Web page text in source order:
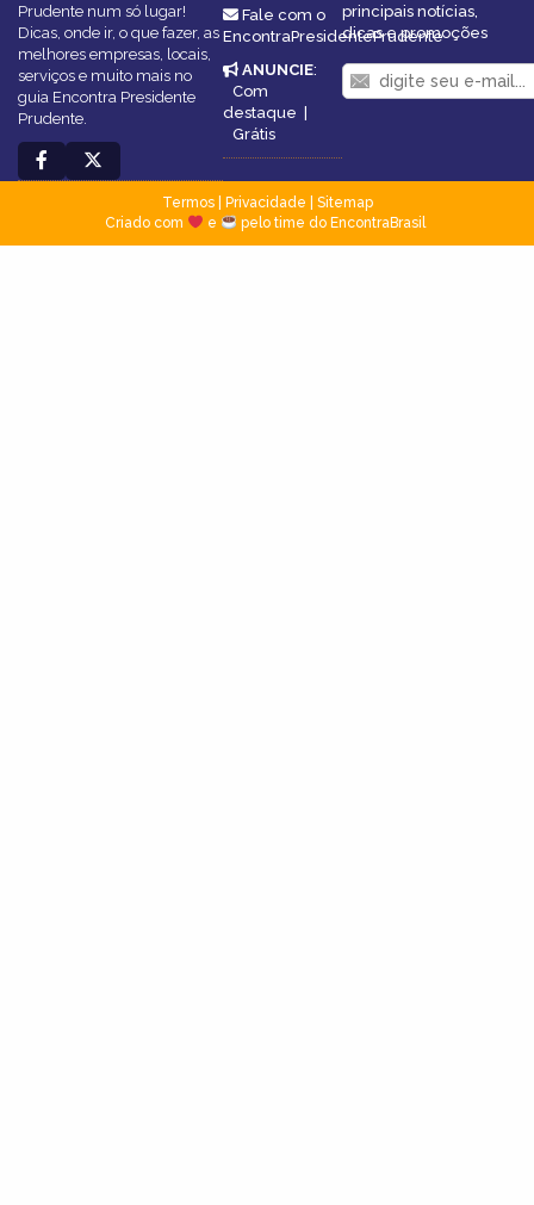
Prudente num só lugar!
Dicas, onde ir, o que fazer, as
melhores empresas, locais,
serviços e muito mais no
guia Encontra Presidente
Prudente.
Fale com o
EncontraPresidentePrudente
ANUNCIE:
Com
destaque |
Grátis
principais notícias,
dicas e promoções
Termos| Privacidade
Sitemap
Criado com
e pelo time do EncontraBrasil